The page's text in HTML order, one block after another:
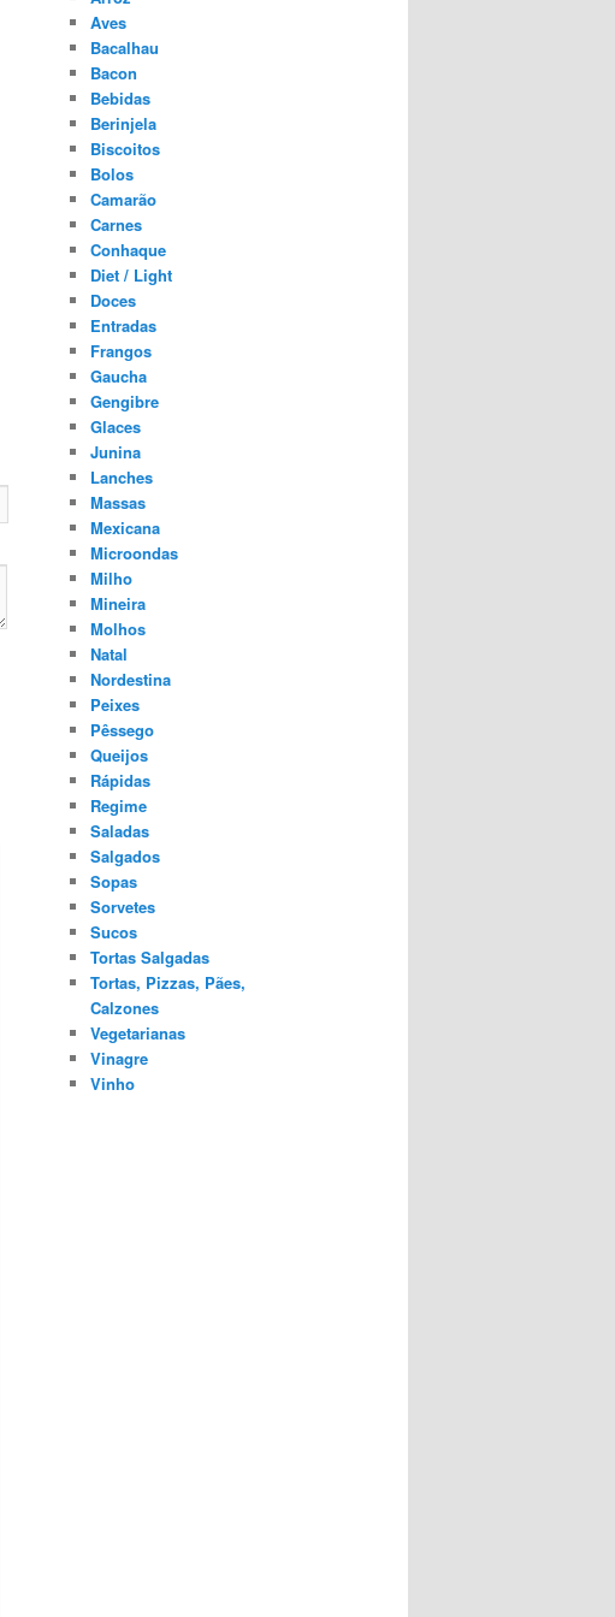
Aves
Bacalhau
Bacon
Bebidas
Berinjela
Biscoitos
Bolos
Camarão
Carnes
Conhaque
Diet / Light
Doces
Entradas
Frangos
Gaucha
Gengibre
Glaces
Junina
Lanches
Massas
Mexicana
Microondas
Milho
Mineira
Molhos
Natal
Nordestina
Peixes
Pêssego
Queijos
Rápidas
Regime
Saladas
Salgados
Sopas
Sorvetes
Sucos
Tortas Salgadas
Tortas, Pizzas, Pães,
Calzones
Vegetarianas
Vinagre
Vinho